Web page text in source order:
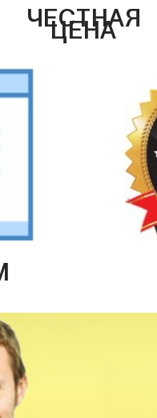
ЧЕСТНАЯ
ЦЕНА